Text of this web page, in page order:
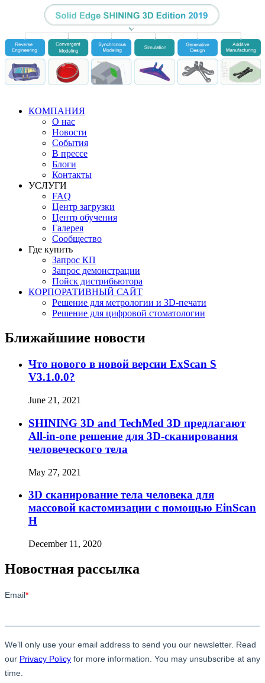
КОМПАНИЯ
О нас
Новости
События
В прессе
Блоги
Контакты
УСЛУГИ
FAQ
Центр загрузки
Центр обучения
Галерея
Сообщество
Где купить
Запрос КП
Запрос демонстрации
Пойск дистрибьютора
КОРПОРАТИВНЫЙ САЙТ
Решение для метрологии и 3D-печати
Решение для цифровой стоматологии
Ближайшиие новости
Что нового в новой версии ExScan S
V3.1.0.0?
June 21, 2021
SHINING 3D and TechMed 3D предлагают
All-in-one решение для 3D-сканирования
человеческого тела
May 27, 2021
3D сканирование тела человека для
массовой кастомизации с помощью EinScan
H
December 11, 2020
Новостная рассылка